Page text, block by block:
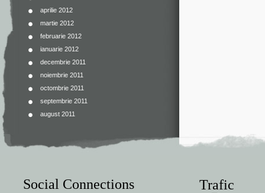
aprilie 2012
martie 2012
februarie 2012
ianuarie 2012
decembrie 2011
noiembrie 2011
octombrie 2011
septembrie 2011
august 2011
Social Connections Trafic